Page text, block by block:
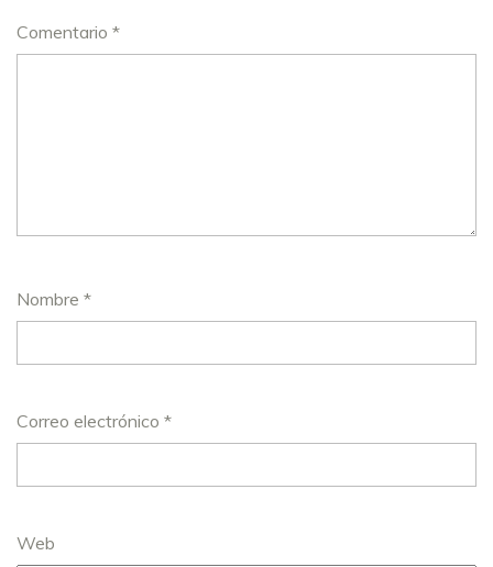
Comentario *
Nombre *
Correo electrónico *
Web